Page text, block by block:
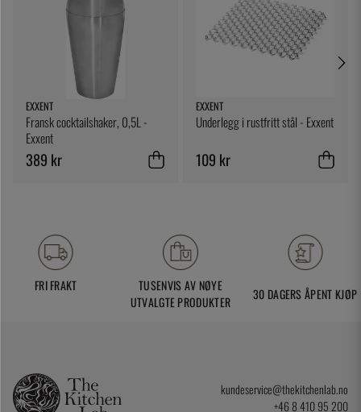
EXXENT
Fransk cocktailshaker, 0,5L -
Exxent
389 kr
EXXENT
Underlegg i rustfritt stål - Exxent
109 kr
FRI FRAKT
TUSENVIS AV NØYE
UTVALGTE PRODUKTER
30 DAGERS ÅPENT KJØP
kundeservice@thekitchenlab.no
+46 8 410 95 200